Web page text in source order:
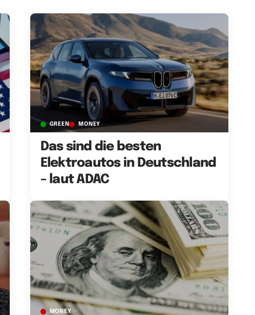
GREEN MONEY
Das sind die besten
Elektroautos in Deutschland
– laut ADAC
MONEY